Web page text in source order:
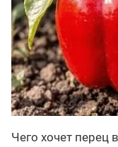
Чего хочет перец